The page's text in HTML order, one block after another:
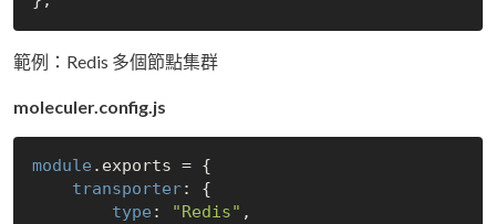
範例：Redis 多個節點集群
moleculer.config.js
module .exports = {
transporter: {
type : "Redis" ,